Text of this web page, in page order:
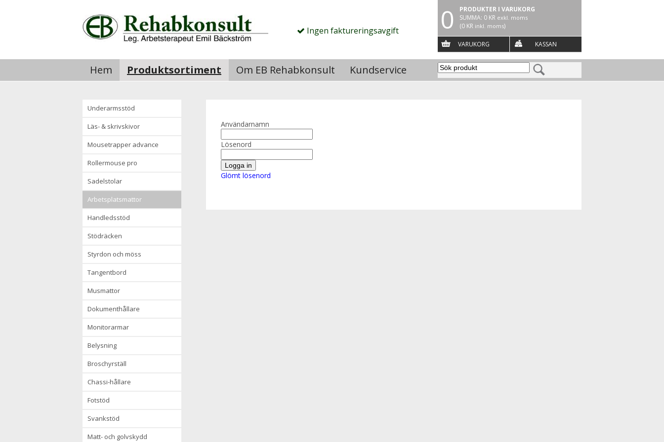
0
PRODUKTER I VARUKORG
SUMMA: 0 KR exkl. moms
(0 KR inkl. moms)
VARUKORG KASSAN
Ingen faktureringsavgift
Hem Produktsortiment Om EB Rehabkonsult Kundservice
underarmsstöd
läs- & skrivskivor
mousetrapper advance
rollermouse pro
sadelstolar
arbetsplatsmattor
handledsstöd
stödräcken
styrdon och möss
tangentbord
musmattor
dokumenthållare
monitorarmar
belysning
broschyrställ
chassi-hållare
fotstöd
svankstöd
matt- och golvskydd
Användarnamn
Lösenord
Glömt lösenord